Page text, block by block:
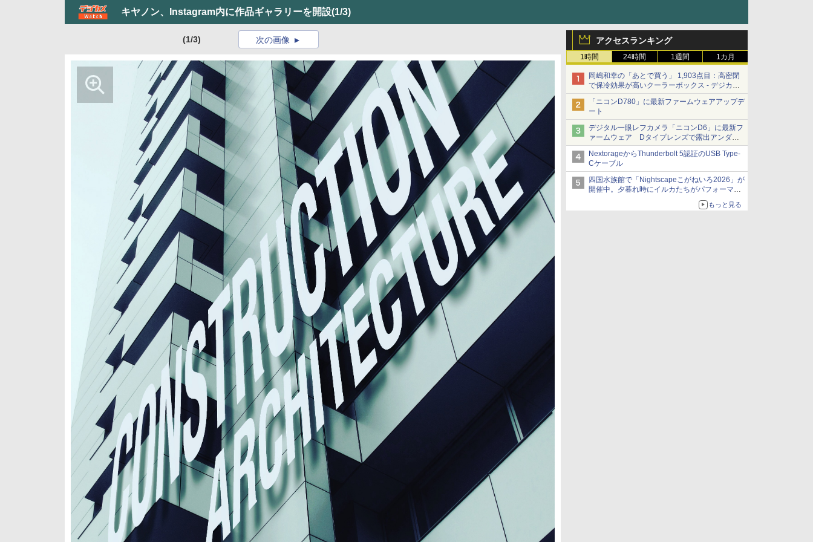
キヤノン、Instagram内に作品ギャラリーを開設(1/3)
アクセスランキング
1時間 24時間 1週間 1カ月
岡嶋和幸の「あとで買う」 1,903点目：高密閉
で保冷効果が高いクーラーボックス - デジカメ
Watch
「ニコンD780」に最新ファームウェアアップデ
ート
デジタル一眼レフカメラ「ニコンD6」に最新フ
ァームウェア Dタイプレンズで露出アンダー
になる現象の修正など
NextorageからThunderbolt 5認証のUSB Type-
Cケーブル
四国水族館で「Nightscapeこがねいろ2026」が
開催中。夕暮れ時にイルカたちがパフォーマン
もっと見る
(1/3) 次の画像